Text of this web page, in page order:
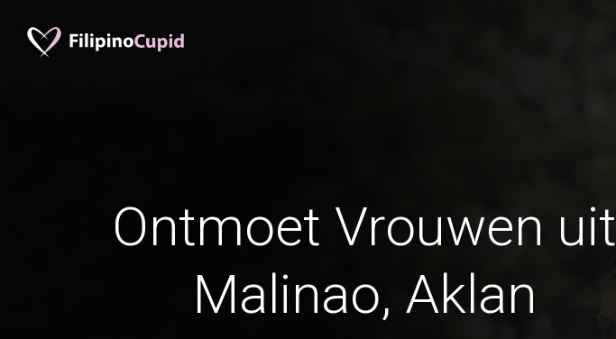
Ontmoet Vrouwen uit
Malinao, Aklan